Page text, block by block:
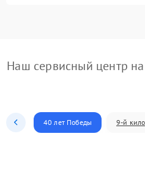
Наш сервисный центр
40 лет Победы 9-й